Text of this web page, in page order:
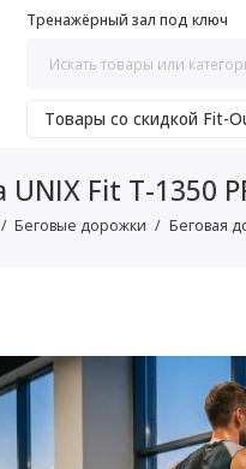
Тренажёрный зал под ключ
Товары со скидкой Fit-
Fit T-1350
Беговые дорожки Беговая